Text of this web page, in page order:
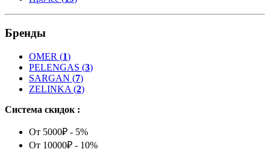
Бренды
OMER (1)
PELENGAS (3)
SARGAN (7)
ZELINKA (2)
Система скидок :
От 5000₽ - 5%
От 10000₽ - 10%